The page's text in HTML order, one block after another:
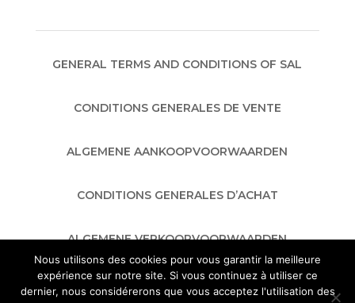
GENERAL TERMS AND CONDITIONS OF SAL
CONDITIONS GENERALES DE VENTE
ALGEMENE AANKOOPVOORWAARDEN
CONDITIONS GENERALES D’ACHAT
ALGEMENE VERKOOPVOORWAARDEN
GENERAL TERMS AND CONDITIONS OF
Nous utilisons des cookies pour vous garantir la meilleure
expérience sur notre site. Si vous continuez à utiliser ce
dernier, nous considérerons que vous acceptez l'utilisation des